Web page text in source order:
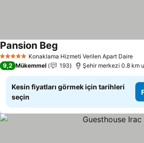
5 Yıldız Konaklama Hizmeti Verilen Apart Daire
Pansion Beg
9,2 Mükemmel 193 Şehir merkezi 0.8 km
Kesin fiyatları görmek için tarihleri
seçin